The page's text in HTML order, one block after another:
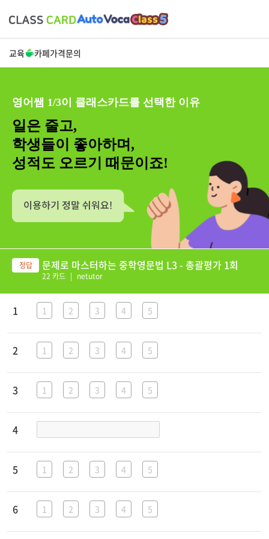
교육 카페가격문의
영어쌤 1/3이 클래스카드를 선택한 이유
일은 줄고,
학생들이 좋아하며,
성적도 오르기 때문이죠!
문제로 마스터하는 중학영문법 L3 - 총괄평가 1회
22 카드 | netutor
1 1 2 3 4 5
2 1 2 3 4 5
3 1 2 3 4 5
4
5 1 2 3 4 5
6 1 2 3 4 5